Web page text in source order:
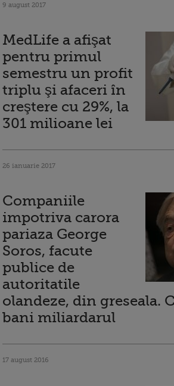
9 august 2017
MedLife a afişat
pentru primul
semestru un profit
triplu şi afaceri în
creştere cu 29%, la
301 milioane lei
26 ianuarie 2017
Companiile
impotriva carora
pariaza George
Soros, facute
publice de
autoritatile
olandeze, din greseala.
bani miliardarul
17 august 2016